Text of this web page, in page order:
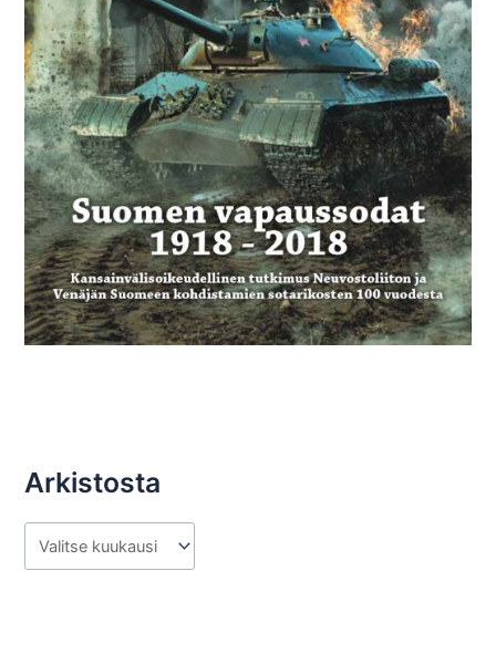
Arkistosta
r